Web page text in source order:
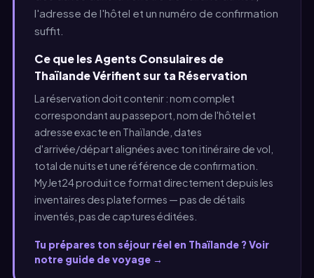
l'adresse de l'hôtel et un numéro de confirmation
suffit.
Ce que les Agents Consulaires de
Thaïlande Vérifient sur ta Réservation
La réservation doit contenir : nom complet
correspondant au passeport, nom de l'hôtel et
adresse exacte en Thaïlande, dates
d'arrivée/départ alignées avec ton itinéraire de vol,
total de nuits et une référence de confirmation.
MyJet24 produit ce format directement depuis les
inventaires des plateformes — pas de détails
inventés, pas de captures éditées.
Tu prépares ton séjour réel en Thaïlande ? Voir
notre guide de voyage →